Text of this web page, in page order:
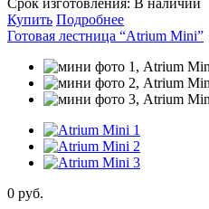
Срок изготовления: В наличии
Купить Подробнее
Готовая лестница “Atrium Mini”
0 руб.